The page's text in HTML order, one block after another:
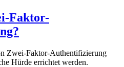
Faktor-
Zwei-Faktor-Authentifizierung
Hürde errichtet werden.